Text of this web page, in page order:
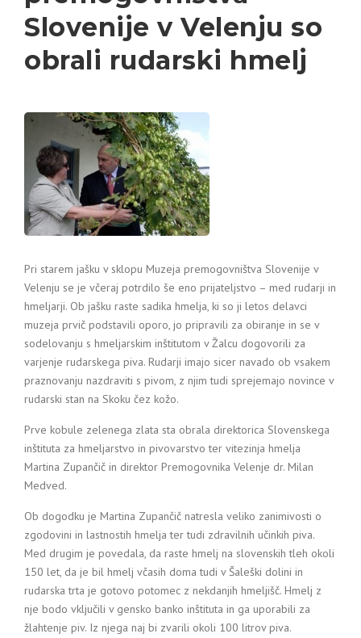
Slovenije v Velenju so
obrali rudarski hmelj
Pri starem jašku v sklopu Muzeja premogovništva Slovenije v
Velenju se je včeraj potrdilo še eno prijateljstvo – med rudarji in
hmeljarji. Ob jašku raste sadika hmelja, ki so ji letos delavci
muzeja prvič podstavili oporo, jo pripravili za obiranje in se v
sodelovanju s hmeljarskim inštitutom v Žalcu dogovorili za
varjenje rudarskega piva. Rudarji imajo sicer navado ob vsakem
praznovanju nazdraviti s pivom, z njim tudi sprejemajo novince v
rudarski stan na Skoku čez kožo.
Prve kobule zelenega zlata sta obrala direktorica Slovenskega
inštituta za hmeljarstvo in pivovarstvo ter vitezinja hmelja
Martina Zupančič in direktor Premogovnika Velenje dr. Milan
Medved.
Ob dogodku je Martina Zupančič natresla veliko zanimivosti o
zgodovini in lastnostih hmelja ter tudi zdravilnih učinkih piva.
Med drugim je povedala, da raste hmelj na slovenskih tleh okoli
150 let, da je bil hmelj včasih doma tudi v Šaleški dolini in
rudarska trta je gotovo potomec z nekdanjih hmeljišč. Hmelj z
nje bodo vključili v gensko banko inštituta in ga uporabili za
žlahtenje piv. Iz njega naj bi zvarili okoli 100 litrov piva.